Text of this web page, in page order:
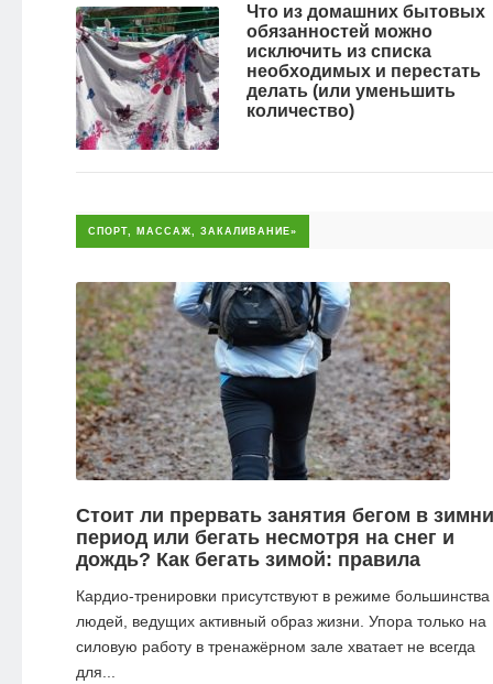
Что из домашних бытовых
обязанностей можно
исключить из списка
необходимых и перестать
делать (или уменьшить
количество)
СПОРТ, МАССАЖ, ЗАКАЛИВАНИЕ»
Стоит ли прервать занятия бегом в
период или бегать несмотря на снег и
дождь? Как бегать зимой: правила
Кардио-тренировки присутствуют в режиме большинства
людей, ведущих активный образ жизни. Упора только на
силовую работу в тренажёрном зале хватает не всегда
для...